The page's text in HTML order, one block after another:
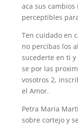
aca sus
perceptibles
Ten cuidado en
no percibas los
sucederte en ti
se por las
vosotros 2,
el Amor.
Petra Maria
sobre cortejo y